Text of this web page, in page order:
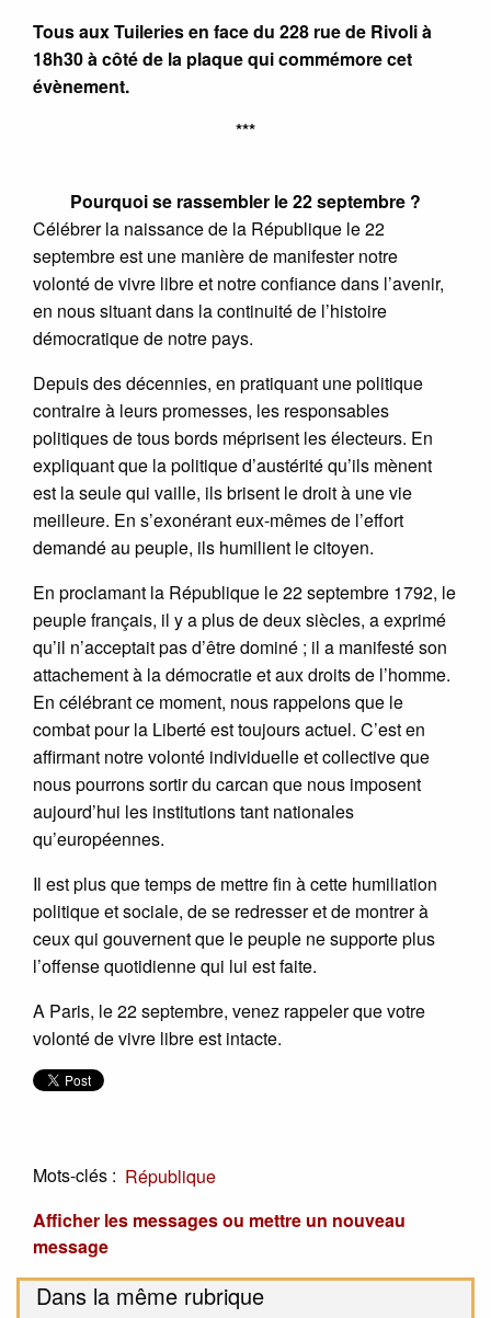
Tous aux Tuileries en face du 228 rue de Rivoli à
18h30 à côté de la plaque qui commémore cet
évènement.
***
Pourquoi se rassembler le 22 septembre ?
Célébrer la naissance de la République le 22
septembre est une manière de manifester notre
volonté de vivre libre et notre confiance dans l’avenir,
en nous situant dans la continuité de l’histoire
démocratique de notre pays.
Depuis des décennies, en pratiquant une politique
contraire à leurs promesses, les responsables
politiques de tous bords méprisent les électeurs. En
expliquant que la politique d’austérité qu’ils mènent
est la seule qui vaille, ils brisent le droit à une vie
meilleure. En s’exonérant eux-mêmes de l’effort
demandé au peuple, ils humilient le citoyen.
En proclamant la République le 22 septembre 1792, le
peuple français, il y a plus de deux siècles, a exprimé
qu’il n’acceptait pas d’être dominé ; il a manifesté son
attachement à la démocratie et aux droits de l’homme.
En célébrant ce moment, nous rappelons que le
combat pour la Liberté est toujours actuel. C’est en
affirmant notre volonté individuelle et collective que
nous pourrons sortir du carcan que nous imposent
aujourd’hui les institutions tant nationales
qu’européennes.
Il est plus que temps de mettre fin à cette humiliation
politique et sociale, de se redresser et de montrer à
ceux qui gouvernent que le peuple ne supporte plus
l’offense quotidienne qui lui est faite.
A Paris, le 22 septembre, venez rappeler que votre
volonté de vivre libre est intacte.
Mots-clés : République
Afficher les messages ou mettre un nouveau
message
Dans la même rubrique